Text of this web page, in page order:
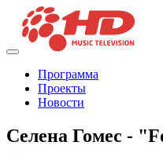
Программа
Проекты
Новости
Селена Гомес -